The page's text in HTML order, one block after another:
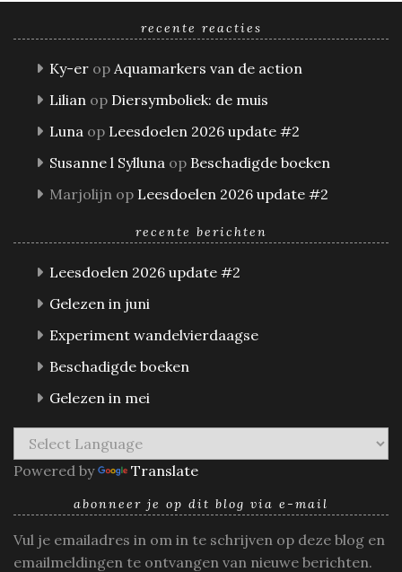
recente reacties
Ky-er op Aquamarkers van de action
Lilian op Diersymboliek: de muis
Luna op Leesdoelen 2026 update #2
Susanne l Sylluna op Beschadigde boeken
Marjolijn op Leesdoelen 2026 update #2
recente berichten
Leesdoelen 2026 update #2
Gelezen in juni
Experiment wandelvierdaagse
Beschadigde boeken
Gelezen in mei
Powered by Translate
abonneer je op dit blog via e-mail
Vul je emailadres in om in te schrijven op deze blog en
emailmeldingen te ontvangen van nieuwe berichten.